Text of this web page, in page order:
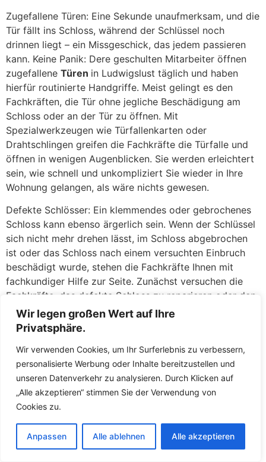
Wir legen großen Wert auf Ihre
Privatsphäre.
Wir verwenden Cookies, um Ihr Surferlebnis zu verbessern,
personalisierte Werbung oder Inhalte bereitzustellen und
unseren Datenverkehr zu analysieren. Durch Klicken auf
„Alle akzeptieren“ stimmen Sie der Verwendung von
Cookies zu.
Anpassen Alle ablehnen Alle akzeptieren
Zugefallene Türen: Eine Sekunde unaufmerksam, und die
Tür fällt ins Schloss, während der Schlüssel noch
drinnen liegt – ein Missgeschick, das jedem passieren
kann. Keine Panik: Dere geschulten Mitarbeiter öffnen
zugefallene Türen in Ludwigslust täglich und haben
hierfür routinierte Handgriffe. Meist gelingt es den
Fachkräften, die Tür ohne jegliche Beschädigung am
Schloss oder an der Tür zu öffnen. Mit
Spezialwerkzeugen wie Türfallenkarten oder
Drahtschlingen greifen die Fachkräfte die Türfalle und
öffnen in wenigen Augenblicken. Sie werden erleichtert
sein, wie schnell und unkompliziert Sie wieder in Ihre
Wohnung gelangen, als wäre nichts gewesen.
Defekte Schlösser: Ein klemmendes oder gebrochenes
Schloss kann ebenso ärgerlich sein. Wenn der Schlüssel
sich nicht mehr drehen lässt, im Schloss abgebrochen
ist oder das Schloss nach einem versuchten Einbruch
beschädigt wurde, stehen die Fachkräfte Ihnen mit
fachkundiger Hilfe zur Seite. Zunächst versuchen die
Fachkräfte, das defekte Schloss zu reparieren oder den
abgebrochenen Schlüssel zu entfernen. Gelingt dies
nicht oder ist die Sicherheit nicht mehr gewährleistet,
gegen ein neues aus. So müssen Sie keine Sorgen
haben, über Nacht mit einer unverschlossenen Tür
dazustehen. Die Fachkräfte führen hochwertige
Ersatzschlösser mit und sorgen dafür, dass Ihr Zuhause
umgehend wieder sicher abschließt.
Der Schlüsselnotdienst in Ludwigslust ist darauf
ausgerichtet, Ihnen in Notsituationen schnell und fair zu